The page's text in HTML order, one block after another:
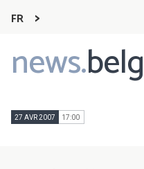
FR
news.
Main
navigation
27 AVR 2007 17:00